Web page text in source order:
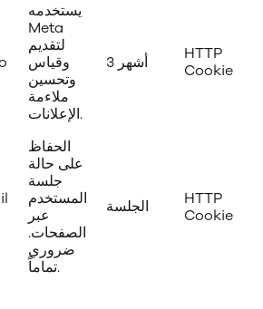
يستخدمه
Meta
لتقديم
وقياس
وتحسين
ملاءمة
الإعلانات.
3 أشهر
HTTP
Cookie
الحفاظ
على حالة
جلسة
المستخدم
عبر
الصفحات.
ضروري
تماماً.
الجلسة
HTTP
Cookie